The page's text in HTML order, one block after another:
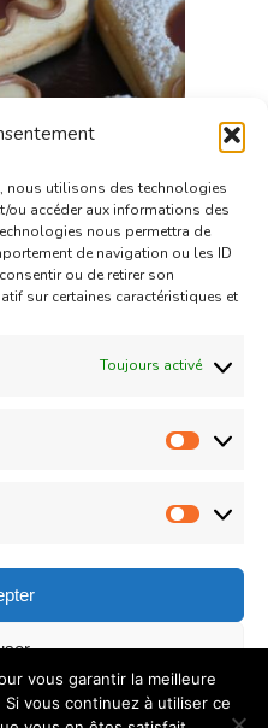
nous utilisons des technologies
accéder aux informations des
nous permettra de
de navigation ou les ID
ou de retirer son
sur certaines caractéristiques et
Toujours activé
préférences
confiture
de
caramélisé
fondants
de fraise
Coeurs
confiture
fraise
: Cuisine du Monde. All
| Developed ByWP
. Politique de
vous garantir la meilleure
vous continuez à utiliser ce